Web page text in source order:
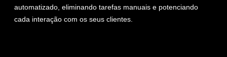
automatizado, eliminando tarefas manuais e potenciando
cada interação com os seus clientes.